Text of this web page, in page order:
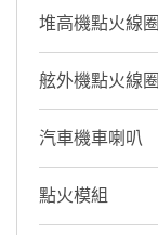
堆高機點火線圈
舷外機點火線圈
汽車機車喇叭
點火模組